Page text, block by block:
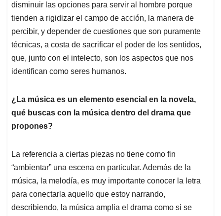
disminuir las opciones para servir al hombre porque
tienden a rigidizar el campo de acción, la manera de
percibir, y depender de cuestiones que son puramente
técnicas, a costa de sacrificar el poder de los sentidos,
que, junto con el intelecto, son los aspectos que nos
identifican como seres humanos.
¿La música es un elemento esencial en la novela,
qué buscas con la música dentro del drama que
propones?
La referencia a ciertas piezas no tiene como fin
“ambientar” una escena en particular. Además de la
música, la melodía, es muy importante conocer la letra
para conectarla aquello que estoy narrando,
describiendo, la música amplia el drama como si se